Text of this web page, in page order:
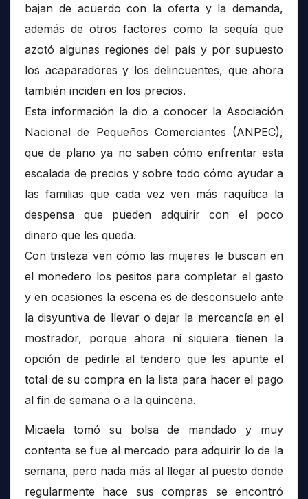
bajan de acuerdo con la oferta y la demanda,
además de otros factores como la sequía que
azotó algunas regiones del país y por supuesto
los acaparadores y los delincuentes, que ahora
también inciden en los precios.
Esta información la dio a conocer la Asociación
Nacional de Pequeños Comerciantes (ANPEC),
que de plano ya no saben cómo enfrentar esta
escalada de precios y sobre todo cómo ayudar a
las familias que cada vez ven más raquítica la
despensa que pueden adquirir con el poco
dinero que les queda.
Con tristeza ven cómo las mujeres le buscan en
el monedero los pesitos para completar el gasto
y en ocasiones la escena es de desconsuelo ante
la disyuntiva de llevar o dejar la mercancía en el
mostrador, porque ahora ni siquiera tienen la
opción de pedirle al tendero que les apunte el
total de su compra en la lista para hacer el pago
al fin de semana o a la quincena.
Micaela tomó su bolsa de mandado y muy
contenta se fue al mercado para adquirir lo de la
semana, pero nada más al llegar al puesto donde
regularmente hace sus compras se encontró